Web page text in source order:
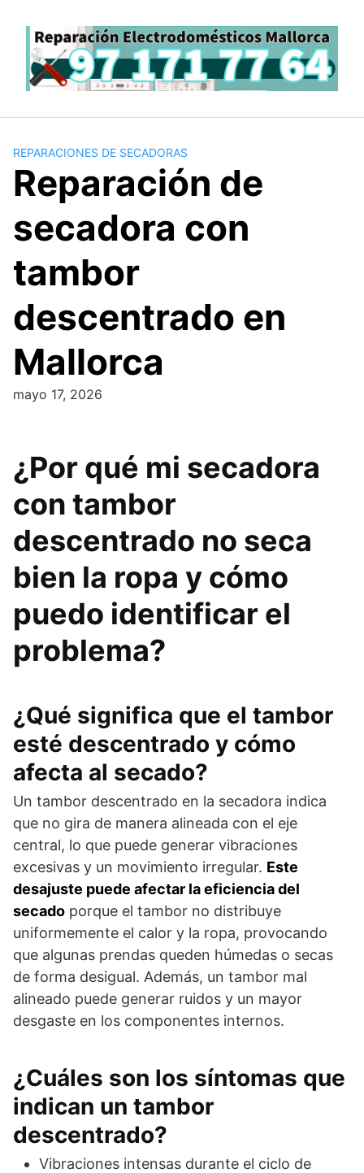
contenido
REPARACIONES DE SECADORAS
Reparación de
secadora con
tambor
descentrado en
Mallorca
mayo 17, 2026
¿Por qué mi secadora
con tambor
descentrado no seca
bien la ropa y cómo
puedo identificar el
problema?
¿Qué significa que el tambor
esté descentrado y cómo
afecta al secado?
Un tambor descentrado en la secadora indica
que no gira de manera alineada con el eje
central, lo que puede generar vibraciones
excesivas y un movimiento irregular. Este
desajuste puede afectar la eficiencia del
secado porque el tambor no distribuye
uniformemente el calor y la ropa, provocando
que algunas prendas queden húmedas o secas
de forma desigual. Además, un tambor mal
alineado puede generar ruidos y un mayor
desgaste en los componentes internos.
¿Cuáles son los síntomas que
indican un tambor
descentrado?
Vibraciones intensas durante el ciclo de